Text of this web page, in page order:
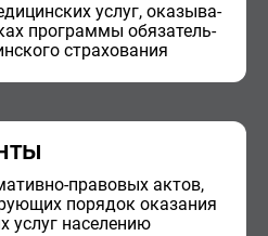
услуг, ока­зы­ва­
про­грам­мы обя­за­тель­
стра­хо­ва­ния
пра­во­вых актов,
по­ря­док ока­за­ния
услуг на­се­ле­нию